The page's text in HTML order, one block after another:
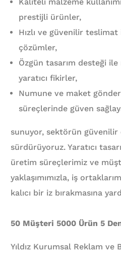
Kaliteli malzeme
prestijli ürünler,
Hızlı ve güvenilir teslimat
çözümler,
Özgün tasarım desteği ile
yaratıcı fikirler,
Numune ve maket
süreçlerinde güven
sunuyor, sektörün güvenilir
sürdürüyoruz. Yaratıcı
üretim süreçlerimiz ve
yaklaşımımızla, iş
kalıcı bir iz bırakmasına
50 Müşteri 5000 Ürün 5
Yıldız Kurumsal Reklam ve